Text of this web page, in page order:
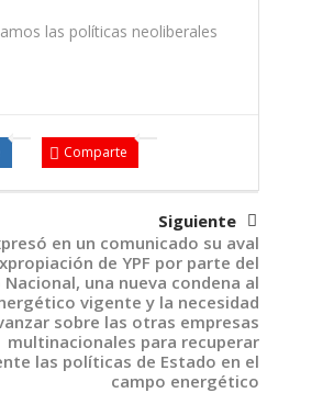
las políticas neoliberales
Comparte
Siguiente
en un comunicado su aval
de YPF por parte del
una nueva condena al
vigente y la necesidad
sobre las otras empresas
multinacionales para recuperar
las políticas de Estado en el
campo energético